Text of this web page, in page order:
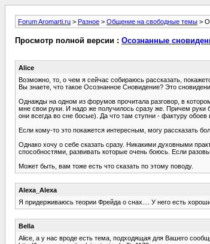
Forum Aromarti.ru > Разное > Общение на свободные темы >
Просмотр полной версии : Осознанные
Alice
Возможно, то, о чем я сейчас собираюсь рассказать,
Вы знаете, что такое Осознанное Сновидение? Это
Однажды на одном из форумов прочитала разговор, в
мне свои руки. И надо же получилось сразу же. Причем руки
они всегда во сне босые). Да что там ступни - фактуру обоев
Если кому-то это покажется интересным, могу рассказать
Однако хочу о себе сказать сразу. Никакими духовными
способностями, развивать которые очень боюсь. Если
Может быть, вам тоже есть что сказать по этому поводу.
Alexa_Alexa
Я придерживаюсь теории Фрейда о снах.... У него есть
Bella
Alice, а у нас вроде есть тема, подходящая для Вашего